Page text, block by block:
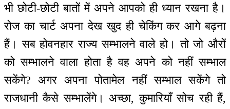
भी छोटी-छोटी बातों में अपने आपको ही ध्यान रखना है।
रोज का चार्ट अपना देख खुद ही चेकिंग कर आगे बढ़ना
हैं। सब होवनहार राज्य सम्भालने वाले हो। तो जो औरों
को सम्भालने वाला होता है वह अपने को नहीं सम्भाल
सकेंगे? अगर अपना पोतामेल नहीं सम्भाल सकेंगे तो
राजधानी कैसे सम्भालेंगे। अच्छा, कुमारियाँ सोच रही हैं,